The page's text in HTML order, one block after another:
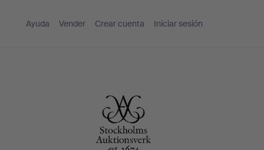
Ayuda Vender Crear cuenta Iniciar sesión